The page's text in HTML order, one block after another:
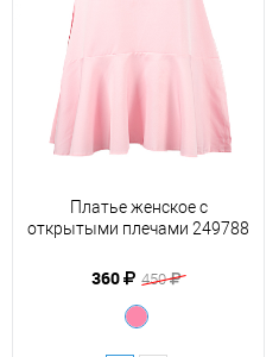
Платье женское с
открытыми плечами 249788
360 450